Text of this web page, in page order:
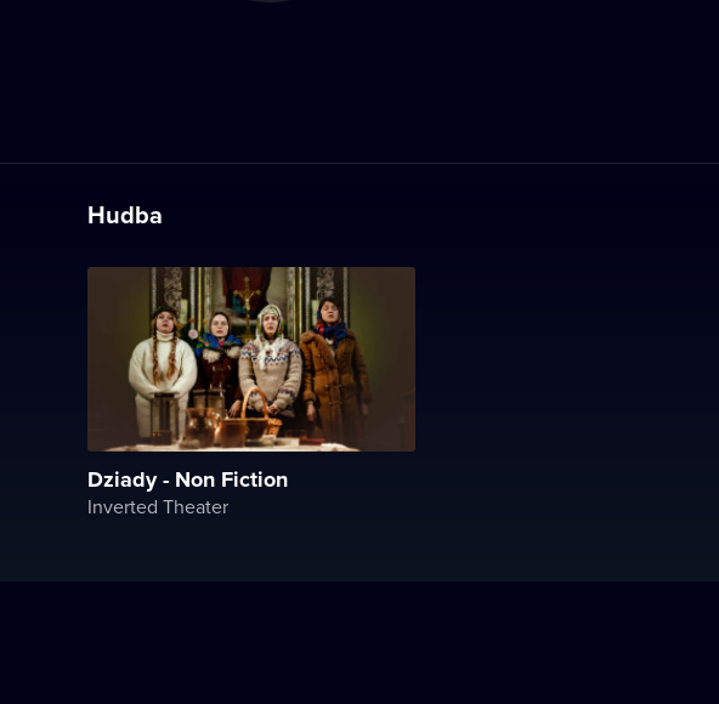
Hudba
Dziady - Non Fiction
Inverted Theater